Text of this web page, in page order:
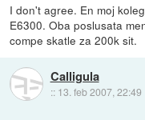
I don't agree. En moj
E6300. Oba poslusata
compe skatle za 200k sit.
Calligula
:: 13. feb 2007, 22:49